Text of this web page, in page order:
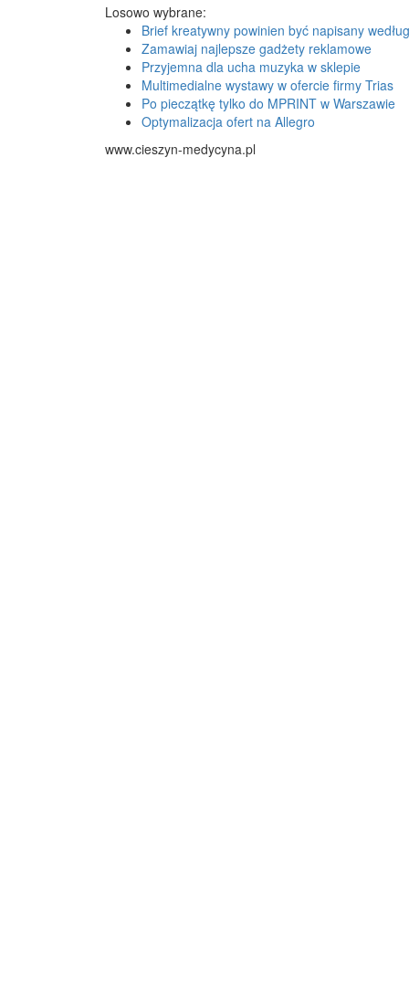
Losowo wybrane:
Brief kreatywny powinien być napisany
Zamawiaj najlepsze gadżety reklamowe
Przyjemna dla ucha muzyka w sklepie
Multimedialne wystawy w ofercie firmy Trias
Po pieczątkę tylko do MPRINT w Warszawie
Optymalizacja ofert na Allegro
www.cieszyn-medycyna.pl